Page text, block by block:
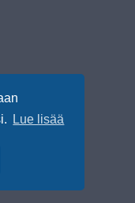
Lue lisää